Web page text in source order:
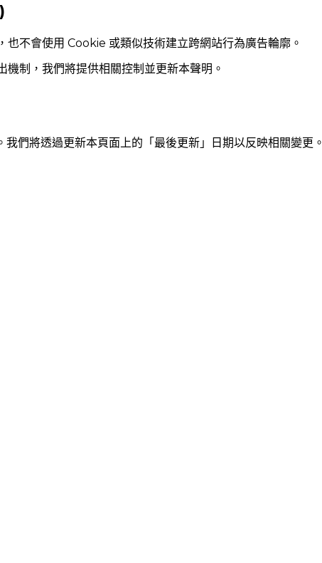
不會使用 Cookie 或類似技術建立跨網站行為廣告輪廓。
制，我們將提供相關控制並更新本聲明。
們將透過更新本頁面上的「最後更新」日期以反映相關變更。